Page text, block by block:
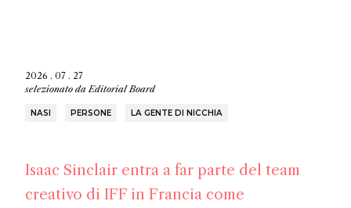
2026 . 07 . 27
selezionato da Editorial Board
NASI PERSONE LA GENTE DI NICCHIA
Isaac Sinclair entra a far parte del team
creativo di IFF in Francia come